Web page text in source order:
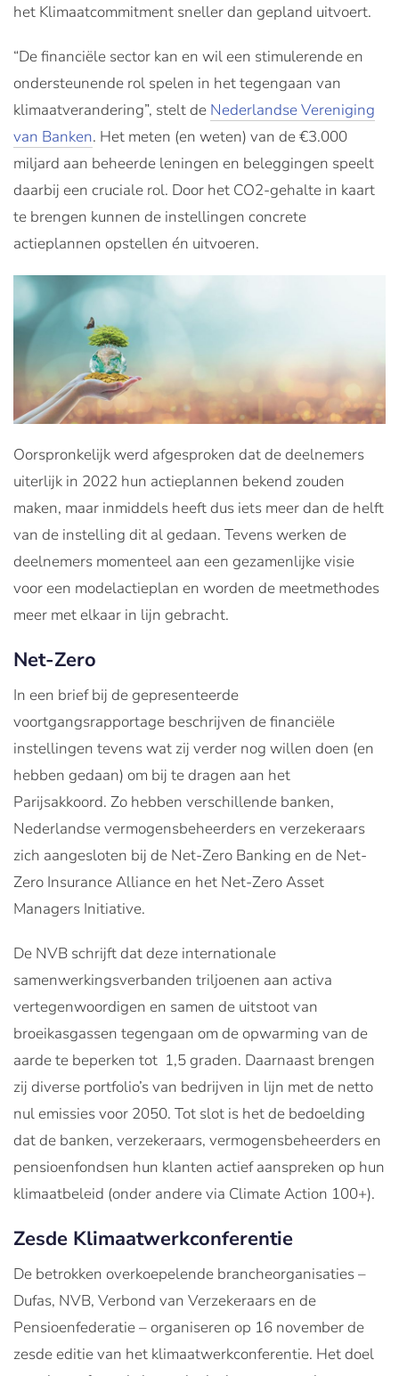
het Klimaatcommitment sneller dan gepland uitvoert.
“De financiële sector kan en wil een stimulerende en
ondersteunende rol spelen in het tegengaan van
klimaatverandering”, stelt de Nederlandse Vereniging
van Banken. Het meten (en weten) van de €3.000
miljard aan beheerde leningen en beleggingen speelt
daarbij een cruciale rol. Door het CO2-gehalte in kaart
te brengen kunnen de instellingen concrete
actieplannen opstellen én uitvoeren.
Oorspronkelijk werd afgesproken dat de deelnemers
uiterlijk in 2022 hun actieplannen bekend zouden
maken, maar inmiddels heeft dus iets meer dan de helft
van de instelling dit al gedaan. Tevens werken de
deelnemers momenteel aan een gezamenlijke visie
voor een modelactieplan en worden de meetmethodes
meer met elkaar in lijn gebracht.
Net-Zero
In een brief bij de gepresenteerde
voortgangsrapportage beschrijven de financiële
instellingen tevens wat zij verder nog willen doen (en
hebben gedaan) om bij te dragen aan het
Parijsakkoord. Zo hebben verschillende banken,
Nederlandse vermogensbeheerders en verzekeraars
zich aangesloten bij de Net-Zero Banking en de Net-
Zero Insurance Alliance en het Net-Zero Asset
Managers Initiative.
De NVB schrijft dat deze internationale
samenwerkingsverbanden triljoenen aan activa
vertegenwoordigen en samen de uitstoot van
broeikasgassen tegengaan om de opwarming van de
aarde te beperken tot 1,5 graden. Daarnaast brengen
zij diverse portfolio’s van bedrijven in lijn met de netto
nul emissies voor 2050. Tot slot is het de bedoelding
dat de banken, verzekeraars, vermogensbeheerders en
pensioenfondsen hun klanten actief aanspreken op hun
klimaatbeleid (onder andere via Climate Action 100+).
Zesde Klimaatwerkconferentie
De betrokken overkoepelende brancheorganisaties –
Dufas, NVB, Verbond van Verzekeraars en de
Pensioenfederatie – organiseren op 16 november de
zesde editie van het klimaatwerkconferentie. Het doel